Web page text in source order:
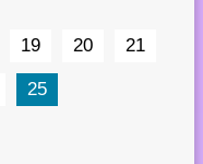
19 20 21
25